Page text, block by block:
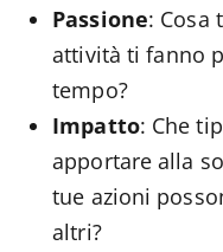
Passione: Cosa
attività ti fanno
tempo?
Impatto: Che
apportare alla
tue azioni
altri?